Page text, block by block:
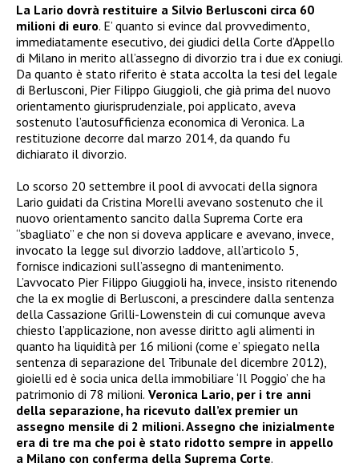
La Lario dovrà restituire a Silvio Berlusconi circa 60
milioni di euro. E’ quanto si evince dal provvedimento,
immediatamente esecutivo, dei giudici della Corte d’Appello
di Milano in merito all’assegno di divorzio tra i due ex coniugi.
Da quanto è stato riferito è stata accolta la tesi del legale
di Berlusconi, Pier Filippo Giuggioli, che già prima del nuovo
orientamento giurisprudenziale, poi applicato, aveva
sostenuto l’autosufficienza economica di Veronica. La
restituzione decorre dal marzo 2014, da quando fu
dichiarato il divorzio.
Lo scorso 20 settembre il pool di avvocati della signora
Lario guidati da Cristina Morelli avevano sostenuto che il
nuovo orientamento sancito dalla Suprema Corte era
“sbagliato” e che non si doveva applicare e avevano, invece,
invocato la legge sul divorzio laddove, all’articolo 5,
fornisce indicazioni sull’assegno di mantenimento.
L’avvocato Pier Filippo Giuggioli ha, invece, insisto ritenendo
che la ex moglie di Berlusconi, a prescindere dalla sentenza
della Cassazione Grilli-Lowenstein di cui comunque aveva
chiesto l’applicazione, non avesse diritto agli alimenti in
quanto ha liquidità per 16 milioni (come e’ spiegato nella
sentenza di separazione del Tribunale del dicembre 2012),
gioielli ed è socia unica della immobiliare ‘Il Poggio’ che ha
patrimonio di 78 milioni. Veronica Lario, per i tre anni
della separazione, ha ricevuto dall’ex premier un
assegno mensile di 2 milioni. Assegno che inizialmente
era di tre ma che poi è stato ridotto sempre in appello
a Milano con conferma della Suprema Corte.